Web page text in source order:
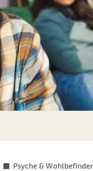
Psyche &